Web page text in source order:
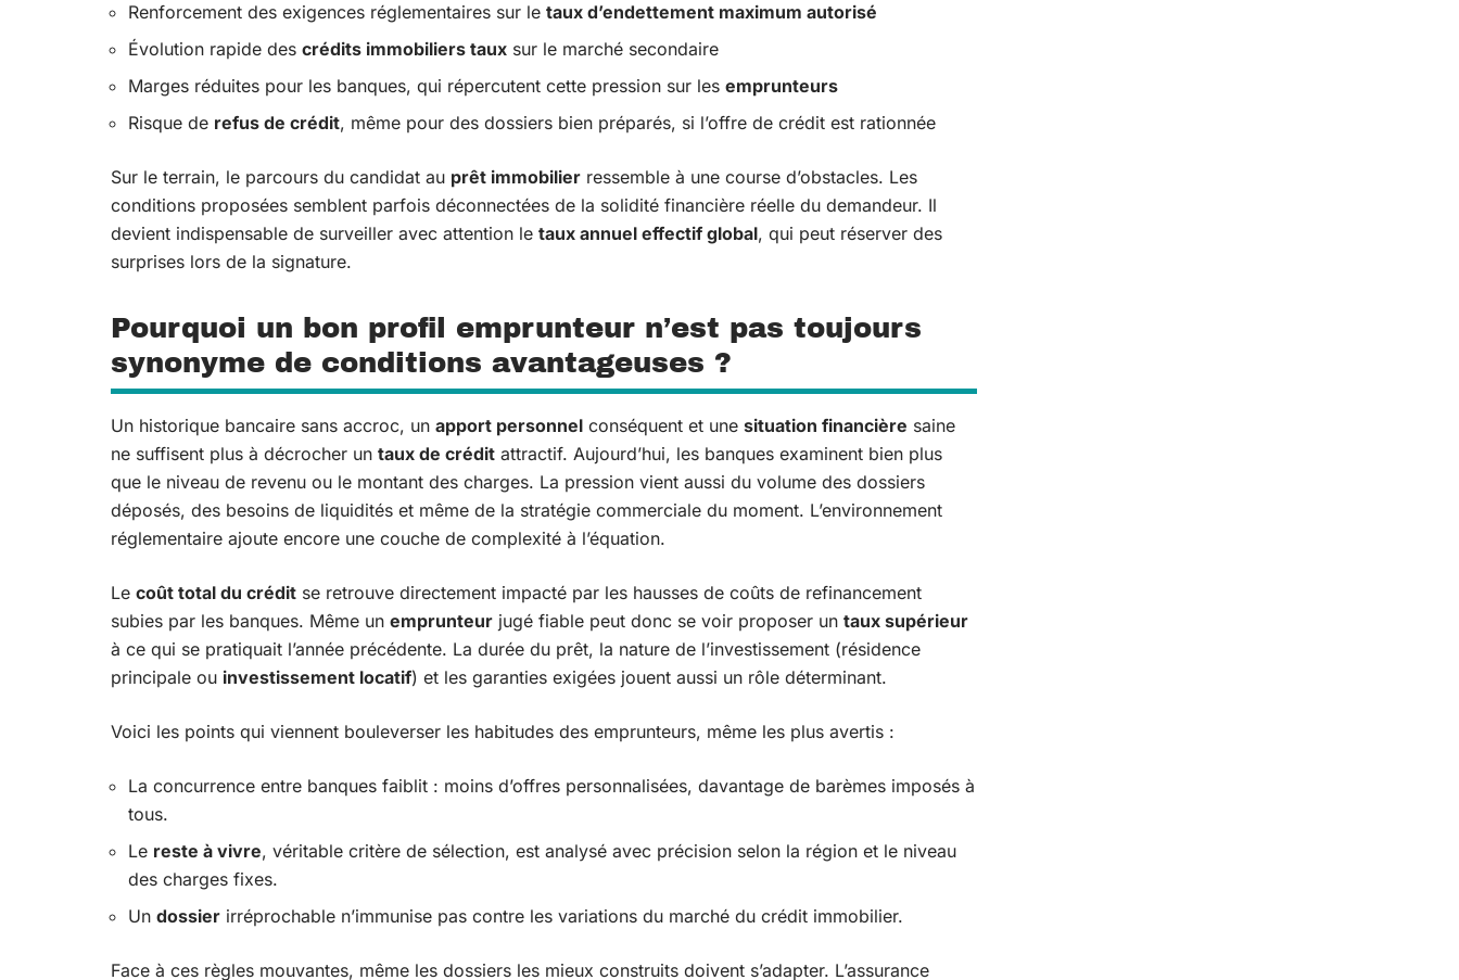
Renforcement des exigences réglementaires sur le taux d’endettement maximum autorisé
Évolution rapide des crédits immobiliers taux sur le marché secondaire
Marges réduites pour les banques, qui répercutent cette pression sur les emprunteurs
Risque de refus de crédit, même pour des dossiers bien préparés, si l’offre de crédit est rationnée
Sur le terrain, le parcours du candidat au prêt immobilier ressemble à une course d’obstacles. Les
conditions proposées semblent parfois déconnectées de la solidité financière réelle du demandeur. Il
devient indispensable de surveiller avec attention le taux annuel effectif global, qui peut réserver des
surprises lors de la signature.
Pourquoi un bon profil emprunteur n’est pas toujours
synonyme de conditions avantageuses ?
Un historique bancaire sans accroc, un apport personnel conséquent et une situation financière saine
ne suffisent plus à décrocher un taux de crédit attractif. Aujourd’hui, les banques examinent bien plus
que le niveau de revenu ou le montant des charges. La pression vient aussi du volume des dossiers
déposés, des besoins de liquidités et même de la stratégie commerciale du moment. L’environnement
réglementaire ajoute encore une couche de complexité à l’équation.
Le coût total du crédit se retrouve directement impacté par les hausses de coûts de refinancement
subies par les banques. Même un emprunteur jugé fiable peut donc se voir proposer un taux supérieur
à ce qui se pratiquait l’année précédente. La durée du prêt, la nature de l’investissement (résidence
principale ou investissement locatif) et les garanties exigées jouent aussi un rôle déterminant.
Voici les points qui viennent bouleverser les habitudes des emprunteurs, même les plus avertis :
La concurrence entre banques faiblit : moins d’offres personnalisées, davantage de barèmes imposés à
tous.
Le reste à vivre, véritable critère de sélection, est analysé avec précision selon la région et le niveau
des charges fixes.
Un dossier irréprochable n’immunise pas contre les variations du marché du crédit immobilier.
Face à ces règles mouvantes, même les dossiers les mieux construits doivent s’adapter. L’assurance